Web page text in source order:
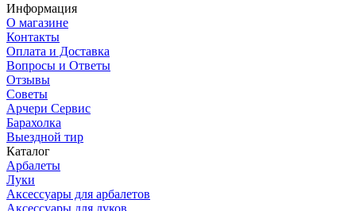
Информация
О магазине
Контакты
Оплата и Доставка
Вопросы и Ответы
Отзывы
Советы
Арчери Сервис
Барахолка
Выездной тир
Каталог
Арбалеты
Луки
Аксессуары для арбалетов
Аксессуары для луков